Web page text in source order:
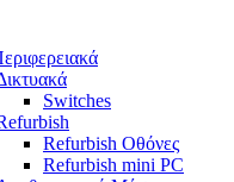
Switches
Refurbish Οθόνες
Refurbish mini PC